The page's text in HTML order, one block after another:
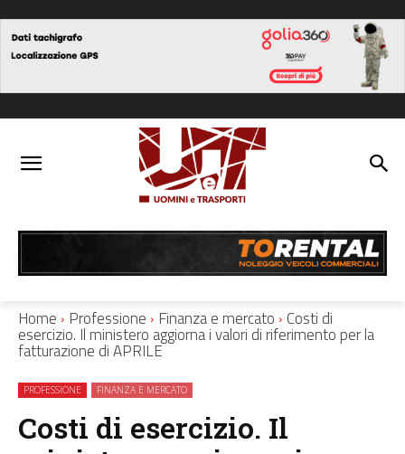
Home Professione Finanza e mercato Costi di
esercizio. Il ministero aggiorna i valori di riferimento per la
fatturazione di APRILE
PROFESSIONE FINANZA E MERCATO
Costi di esercizio. Il